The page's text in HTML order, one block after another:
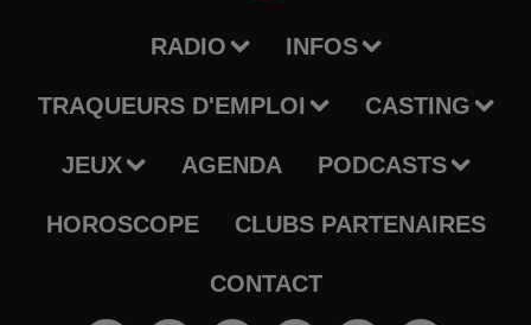
RADIO INFOS
TRAQUEURS D'EMPLOI CASTING
JEUX AGENDA PODCASTS
HOROSCOPE CLUBS PARTENAIRES
CONTACT